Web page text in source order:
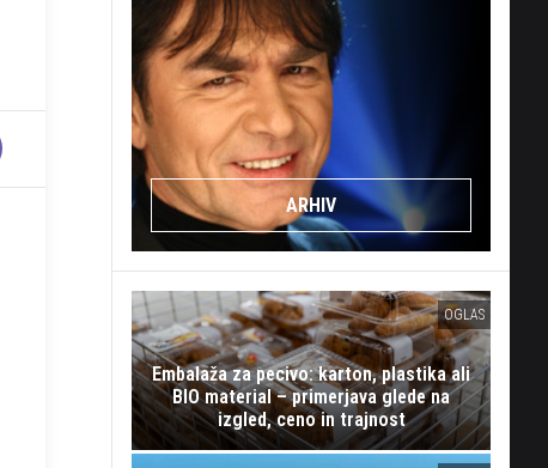
ARHIV
OGLAS
Embalaža za pecivo: karton, plastika ali
BIO material – primerjava glede na
izgled, ceno in trajnost